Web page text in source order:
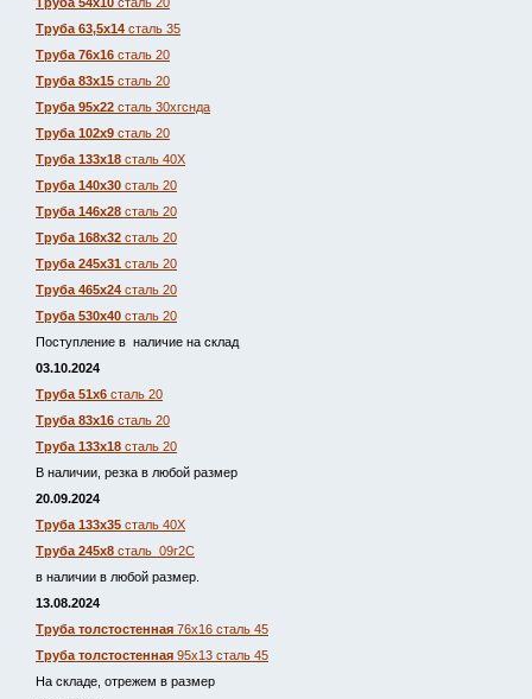
Труба 63,5х14 сталь 35
Труба 76х16 сталь 20
Труба 83х15 сталь 20
Труба 95х22 сталь 30хгснда
Труба 102х9 сталь 20
Труба 133х18 сталь 40Х
Труба 140х30 сталь 20
Труба 146х28 сталь 20
Труба 168х32 сталь 20
Труба 245х31 сталь 20
Труба 465х24 сталь 20
Труба 530х40 сталь 20
Поступление в наличие на склад
03.10.2024
Труба 51х6 сталь 20
Труба 83х16 сталь 20
Труба 133х18 сталь 20
В наличии, резка в любой размер
20.09.2024
Труба 133х35 сталь 40Х
Труба 245х8 сталь 09г2С
в наличии в любой размер.
13.08.2024
Труба толстостенная 76х16 сталь 45
Труба толстостенная 95х13 сталь 45
На складе, отрежем в размер